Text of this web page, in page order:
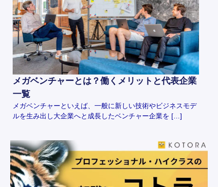
メガベンチャーとは？働くメリットと代表企業
一覧
メガベンチャーといえば、一般に新しい技術やビジネスモデ
ルを生み出し大企業へと成長したベンチャー企業を […]